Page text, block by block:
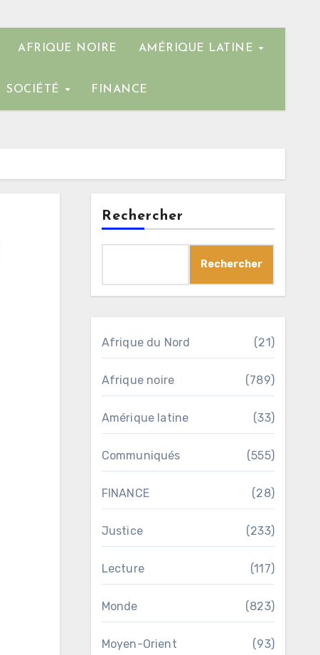
AFRIQUE NOIRE AMÉRIQUE LATINE
SOCIÉTÉ FINANCE
Rechercher
Rechercher
Afrique du Nord (21)
Afrique noire (789)
Amérique latine (33)
Communiqués (555)
FINANCE (28)
Justice (233)
Lecture (117)
Monde (823)
Moyen-Orient (93)